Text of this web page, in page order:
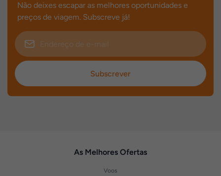
Não deixes escapar as melhores oportunidades e
preços de viagem. Subscreve já!
Subscrever
As Melhores Ofertas
Voos